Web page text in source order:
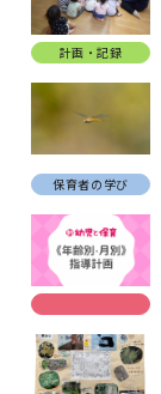
計画・記録
保育者の学び